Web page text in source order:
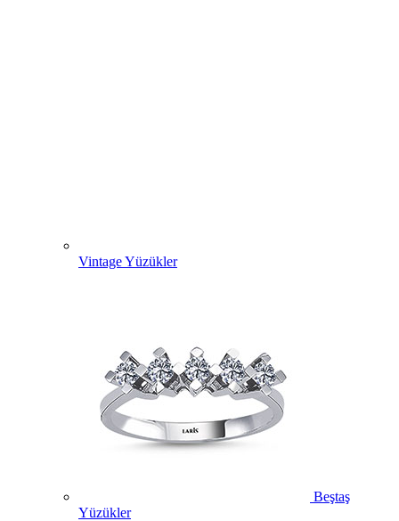
Vintage Yüzükler
Beştaş
Yüzükler